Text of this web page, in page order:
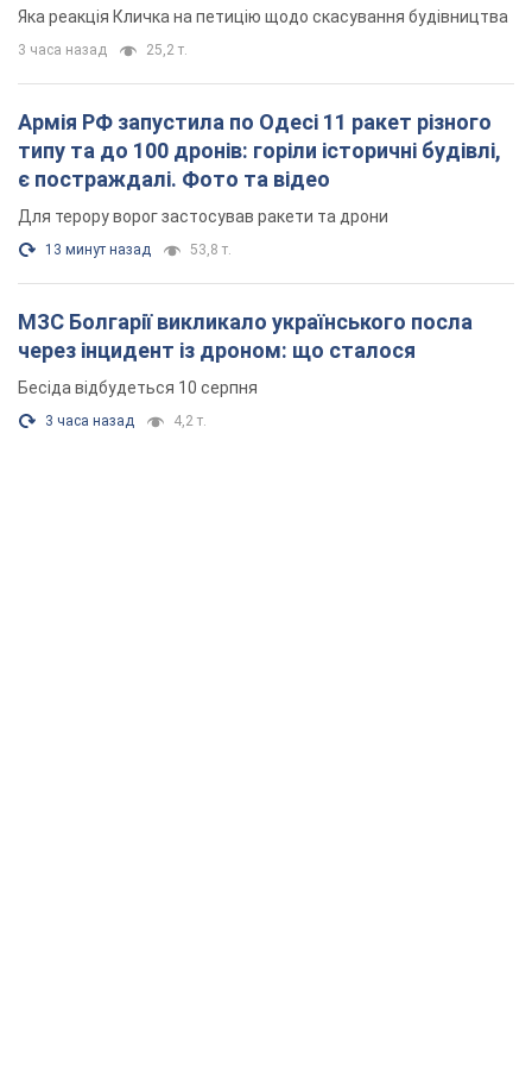
13 минут назад 53,8 т.
МЗС Болгарії викликало українського посла
через інцидент із дроном: що сталося
Бесіда відбудеться 10 серпня
3 часа назад 4,2 т.